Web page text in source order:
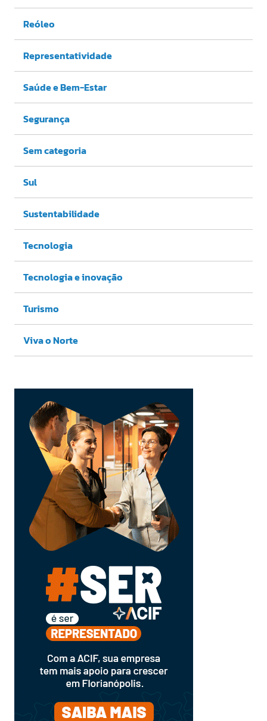
Reóleo
Representatividade
Saúde e Bem-Estar
Segurança
Sem categoria
Sul
Sustentabilidade
Tecnologia
Tecnologia e inovação
Turismo
Viva o Norte